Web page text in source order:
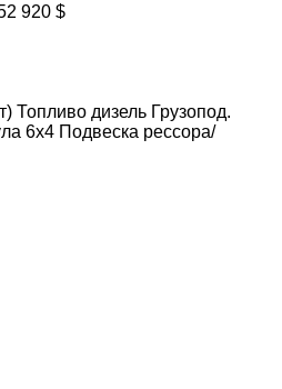
920 $
Топливо дизель Грузопод.
6x4 Подвеска рессора/